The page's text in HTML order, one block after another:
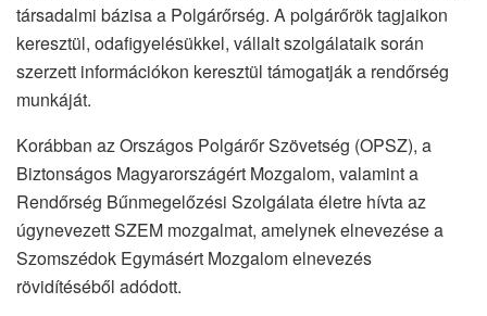
társadalmi bázisa a Polgárőrség. A polgárőrök tagjaikon
keresztül, odafigyelésükkel, vállalt szolgálataik során
szerzett információkon keresztül támogatják a rendőrség
munkáját.
Korábban az Országos Polgárőr Szövetség (OPSZ), a
Biztonságos Magyarországért Mozgalom, valamint a
Rendőrség Bűnmegelőzési Szolgálata életre hívta az
úgynevezett SZEM mozgalmat, amelynek elnevezése a
Szomszédok Egymásért Mozgalom elnevezés
rövidítéséből adódott.